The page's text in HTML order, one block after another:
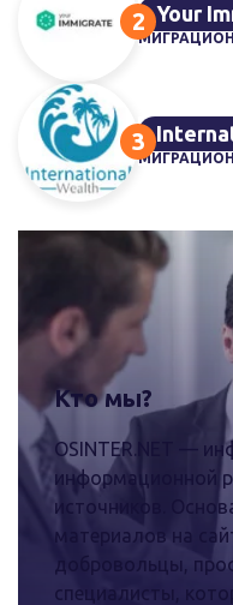
Your
Кто мы?
OSINTER.NET —
информационной
источников.
материалов на
добровольцы,
специалисты,